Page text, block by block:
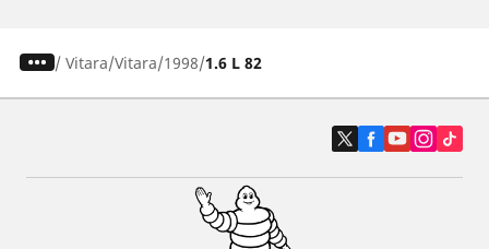
/ Vitara Vitara 1998 1.6 L 82